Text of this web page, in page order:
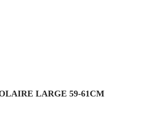
LARGE 59-61CM